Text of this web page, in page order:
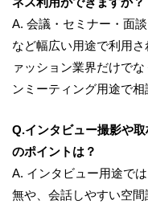
A. 会議・セミナー・面
など幅広い用途で利用
ァッション業界だけで
ンミーティング用途で相
Q.インタビュー撮影や
のポイントは？
A. インタビュー用途で
無や、会話しやすい空